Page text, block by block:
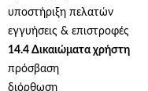
υποστήριξη πελατών
εγγυήσεις & επιστροφές
14.4 Δικαιώματα χρήστη
πρόσβαση
διόρθωση